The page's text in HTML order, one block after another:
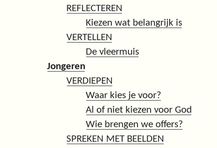
REFLECTEREN
Kiezen wat belangrijk is
VERTELLEN
De vleermuis
Jongeren
VERDIEPEN
Waar kies je voor?
Al of niet kiezen voor God
Wie brengen we offers?
SPREKEN MET BEELDEN